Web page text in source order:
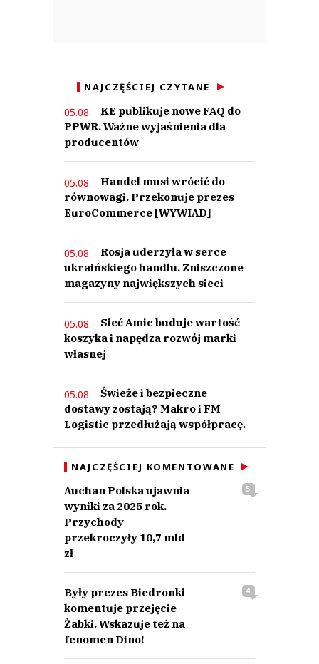
48
06.12.2022 / 15:07
This comment was minimized by the moderator on the site
Jestem zdziwiony że ta Firma znalazła się w tym Kraju. Smutne i poniżające!
48
Odpowiedz
0
Robert
03.12.2022 / 14:18
This comment was minimized by the moderator on the site
Jak sobie radzi? A no nie radzi. Całkowite odcięcie od komunikacji i
które działa jest kalkulator.
Robert
Odpowiedz
0
Tt
02.12.2022 / 21:39
This comment was minimized by the moderator on the site
NAJCZĘŚCIEJ CZYTANE
05.08.
KE publikuje nowe FAQ do
PPWR. Ważne wyjaśnienia dla
producentów
05.08.
Handel musi wrócić do
równowagi. Przekonuje prezes
EuroCommerce [WYWIAD]
05.08.
Rosja uderzyła w serce
ukraińskiego handlu. Zniszczone
magazyny największych sieci
05.08.
Sieć Amic buduje wartość
koszyka i napędza rozwój marki
własnej
05.08.
Świeże i bezpieczne
dostawy zostają? Makro i FM
Logistic przedłużają współpracę.
NAJCZĘŚCIEJ KOMENTOWANE
Auchan Polska ujawnia
wyniki za 2025 rok.
Przychody
przekroczyły 10,7 mld
zł
5
Były prezes Biedronki
komentuje przejęcie
Żabki. Wskazuje też na
fenomen Dino!
4